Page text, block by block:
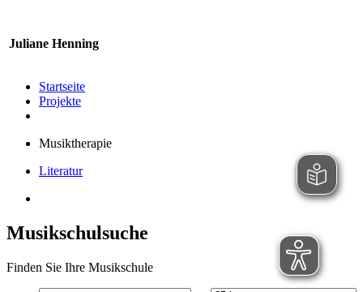
Juliane Henning
Startseite
Projekte
Musiktherapie
Literatur
Musikschulsuche
Finden Sie Ihre Musikschule